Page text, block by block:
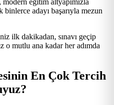
binlerce adayı başarıyla mezun
ilk dakikadan, sınavı geçip
o mutlu ana kadar her adımda
En Çok Tercih